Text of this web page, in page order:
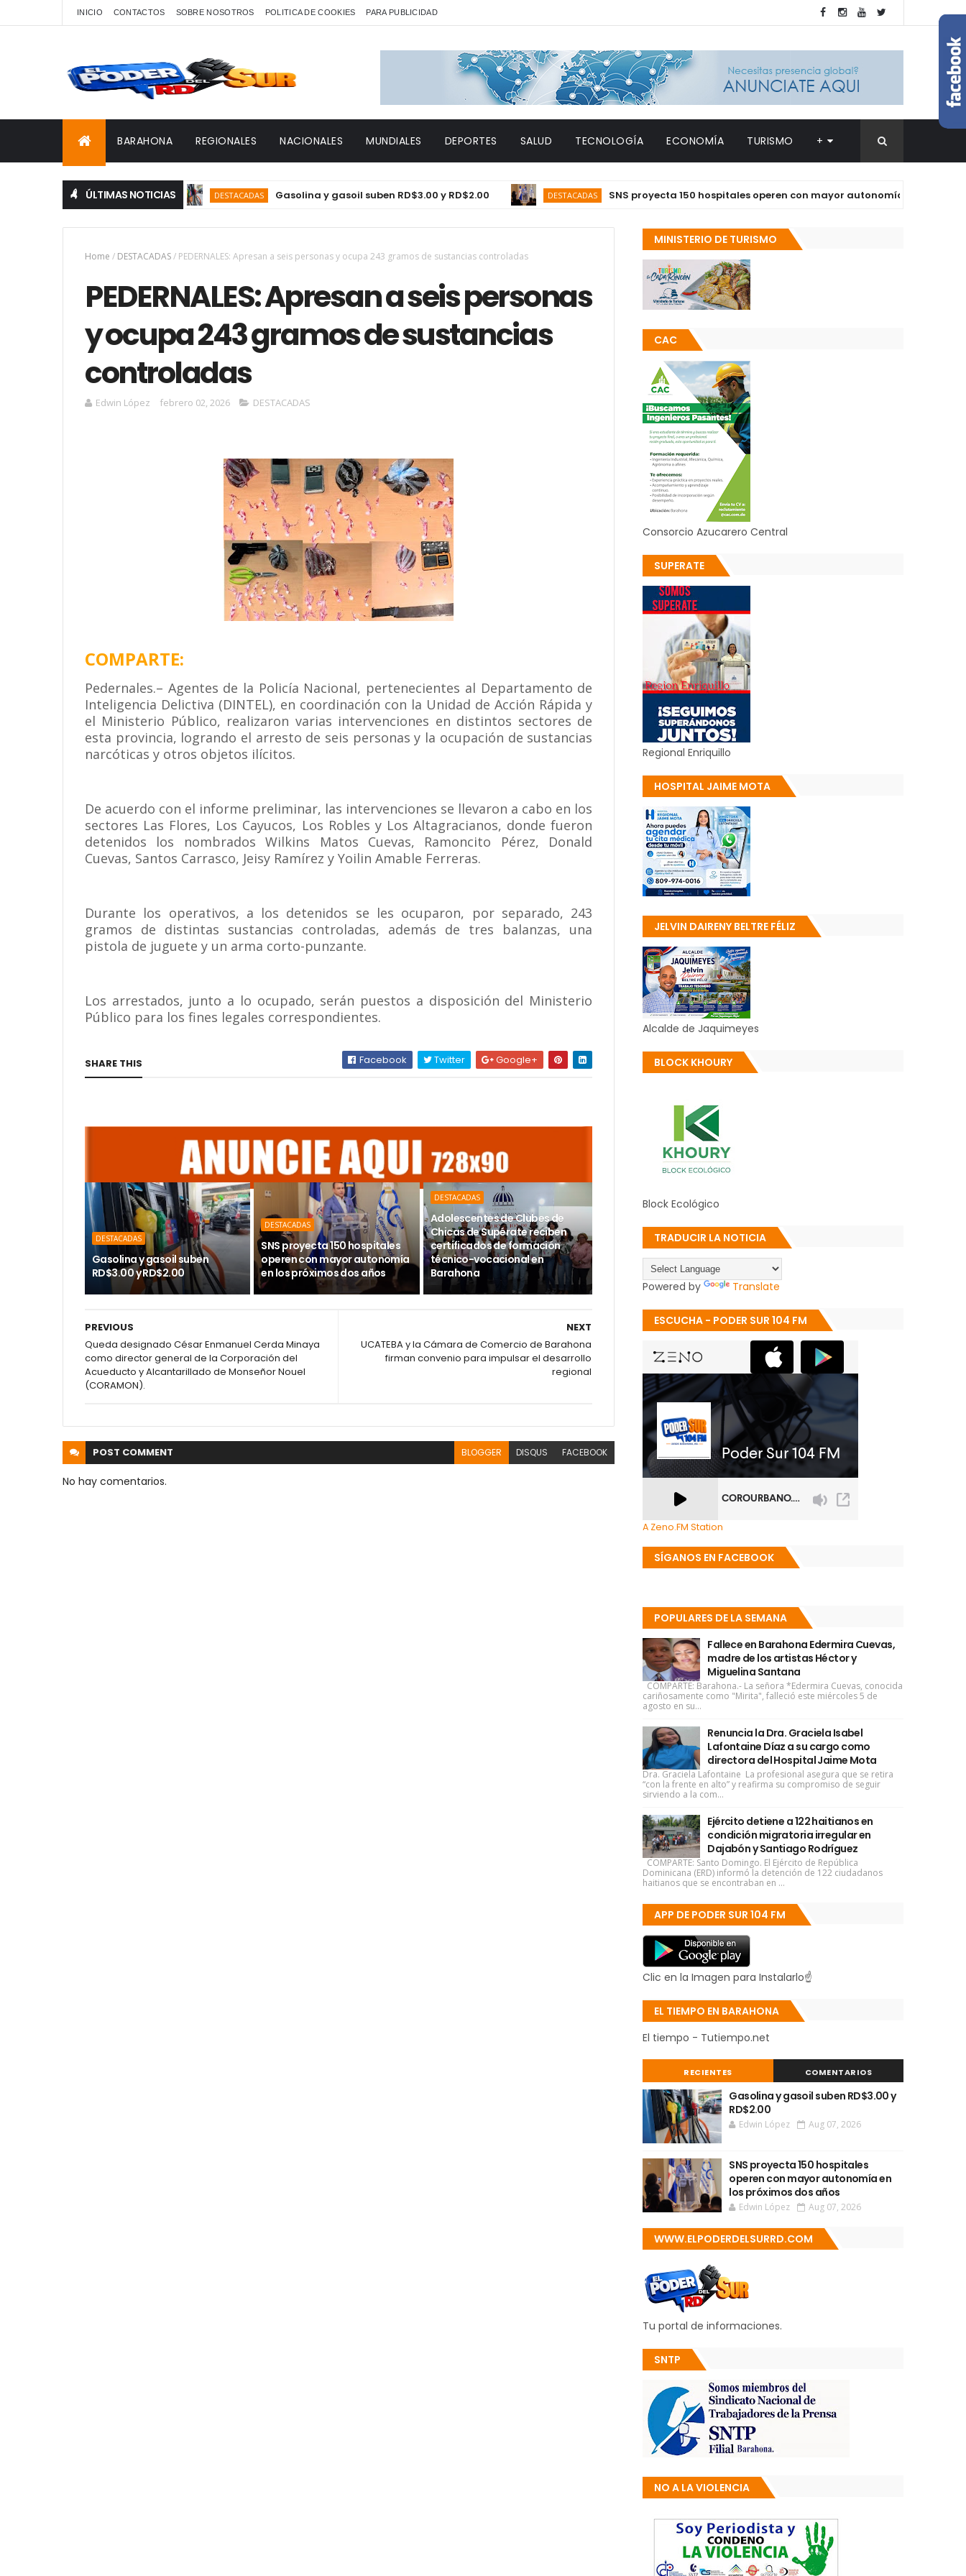
INICIO CONTACTOS SOBRE NOSOTROS POLITICA DE COOKIES PARA PUBLICIDAD
BARAHONA REGIONALES NACIONALES MUNDIALES DEPORTES SALUD TECNOLOGÍA ECONOMÍA TURISMO +
ÚLTIMAS NOTICIAS DESTACADAS Gasolina y gasoil suben RD$3.00 y RD$2.00 DESTACADAS SNS proyecta 150 hospitales operen con mayor autonomía en los próximos
Home / DESTACADAS/ PEDERNALES: Apresan a seis personas y ocupa 243 gramos de sustancias controladas
PEDERNALES: Apresan a seis personas
y ocupa 243 gramos de sustancias
controladas
Edwin López febrero 02, 2026 DESTACADAS
COMPARTE:
Pedernales.– Agentes de la Policía Nacional, pertenecientes al Departamento de
Inteligencia Delictiva (DINTEL), en coordinación con la Unidad de Acción Rápida y
el Ministerio Público, realizaron varias intervenciones en distintos sectores de
esta provincia, logrando el arresto de seis personas y la ocupación de sustancias
narcóticas y otros objetos ilícitos.
De acuerdo con el informe preliminar, las intervenciones se llevaron a cabo en los
sectores Las Flores, Los Cayucos, Los Robles y Los Altagracianos, donde fueron
detenidos los nombrados Wilkins Matos Cuevas, Ramoncito Pérez, Donald
Cuevas, Santos Carrasco, Jeisy Ramírez y Yoilin Amable Ferreras.
Durante los operativos, a los detenidos se les ocuparon, por separado, 243
gramos de distintas sustancias controladas, además de tres balanzas, una
pistola de juguete y un arma corto-punzante.
Los arrestados, junto a lo ocupado, serán puestos a disposición del Ministerio
Público para los fines legales correspondientes.
SHARE THIS Facebook Twitter Google+
DESTACADAS
Gasolina y gasoil suben
RD$3.00 y RD$2.00
DESTACADAS
SNS proyecta 150 hospitales
operen con mayor autonomía
en los próximos dos años
DESTACADAS
Adolescentes de Clubes de
Chicas de Supérate reciben
certificados de formación
técnico-vocacional en
Barahona
NEXT
UCATEBA y la Cámara de Comercio de Barahona
firman convenio para impulsar el desarrollo
regional
PREVIOUS
Queda designado César Enmanuel Cerda Minaya
como director general de la Corporación del
Acueducto y Alcantarillado de Monseñor Nouel
(CORAMON).
POST COMMENT BLOGGER DISQUS FACEBOOK
No hay comentarios.
MINISTERIO DE TURISMO
CAC
Consorcio Azucarero Central
SUPERATE
Regional Enriquillo
HOSPITAL JAIME MOTA
JELVIN DAIRENY BELTRE FÉLIZ
Alcalde de Jaquimeyes
BLOCK KHOURY
Block Ecológico
TRADUCIR LA NOTICIA
Powered by Translate
ESCUCHA - PODER SUR 104 FM
A Zeno.FM Station
SÍGANOS EN FACEBOOK
POPULARES DE LA SEMANA
Fallece en Barahona Edermira Cuevas,
madre de los artistas Héctor y
Miguelina Santana
COMPARTE: Barahona.- La señora *Edermira Cuevas, conocida
cariñosamente como "Mirita", falleció este miércoles 5 de
agosto en su...
Renuncia la Dra. Graciela Isabel
Lafontaine Díaz a su cargo como
directora del Hospital Jaime Mota
Dra. Graciela Lafontaine La profesional asegura que se retira
“con la frente en alto” y reafirma su compromiso de seguir
sirviendo a la com...
Ejército detiene a 122 haitianos en
condición migratoria irregular en
Dajabón y Santiago Rodríguez
COMPARTE: Santo Domingo. El Ejército de República
Dominicana (ERD) informó la detención de 122 ciudadanos
haitianos que se encontraban en ...
APP DE PODER SUR 104 FM
Clic en la Imagen para Instalarlo☝
EL TIEMPO EN BARAHONA
El tiempo - Tutiempo.net
RECIENTES COMENTARIOS
Gasolina y gasoil suben RD$3.00 y
RD$2.00
Edwin López Aug 07, 2026
SNS proyecta 150 hospitales
operen con mayor autonomía en
los próximos dos años
Edwin López Aug 07, 2026
WWW.ELPODERDELSURRD.COM
Tu portal de informaciones.
SNTP
NO A LA VIOLENCIA